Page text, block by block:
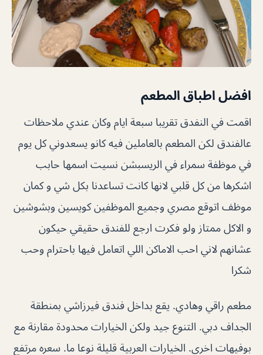
افضل اطباق المطعم
اقمت في النفدق تقريبا سبعة ايام وكان عندي ملاحظات
عالفندق لكن المطعم بالعاملين فيه كانو يسعدوني كل يوم
في موظفة سمراء في الريسبشن نسيت اسمها حابب
اشكرها من كل قلبي لانها كانت تساعدنا بكل شي و كمان
موظف اتوقع مصري وجميع الموظفين كويسين وبشوشين
و الاكل ممتاز ولو فكرت ارجع للفندق حقيقي حيكون
عشانهم لاني احب الاماكن اللي اتعامل فيها باحترام وحب
شكرا
مطعم راقي وهادي. يقع بداخل فندق فيرزاشي بمنطقة
الجداف دبي. التنوع جيد ولكن الخيارات محدودة مقارنة مع
بوفيهات اخرى. الخيارات العربية قليلة نوعا ما. سعره مرتفع